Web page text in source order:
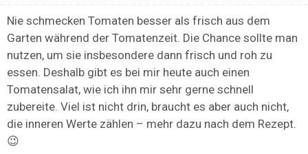
Nie schmecken Tomaten besser als frisch aus dem
Garten während der Tomatenzeit. Die Chance sollte man
nutzen, um sie insbesondere dann frisch und roh zu
essen. Deshalb gibt es bei mir heute auch einen
Tomatensalat, wie ich ihn mir sehr gerne schnell
zubereite. Viel ist nicht drin, braucht es aber auch nicht,
die inneren Werte zählen – mehr dazu nach dem Rezept.
😉